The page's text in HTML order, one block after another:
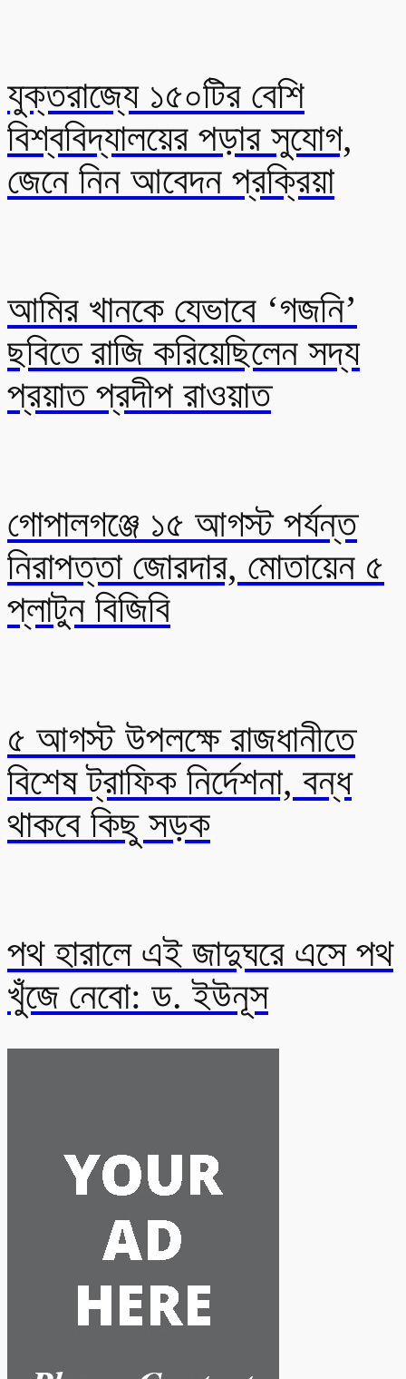
যুক্তরাজ্যে ১৫০টির বেশি
বিশ্ববিদ্যালয়ের পড়ার সুযোগ,
জেনে নিন আবেদন প্রক্রিয়া
আমির খানকে যেভাবে ‘গজনি’
ছবিতে রাজি করিয়েছিলেন সদ্য
প্রয়াত প্রদীপ রাওয়াত
গোপালগঞ্জে ১৫ আগস্ট পর্যন্ত
নিরাপত্তা জোরদার, মোতায়েন ৫
প্লাটুন বিজিবি
৫ আগস্ট উপলক্ষে রাজধানীতে
বিশেষ ট্রাফিক নির্দেশনা, বন্ধ
থাকবে কিছু সড়ক
পথ হারালে এই জাদুঘরে এসে পথ
খুঁজে নেবো: ড. ইউনূস